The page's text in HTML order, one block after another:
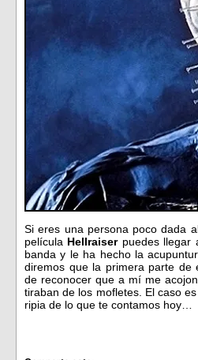
Si eres una persona poco dada
película Hellraiserpuedes llegar
banda y le ha hecho la
diremos que la primera parte
de reconocer que a mí me
tiraban de los mofletes. El caso
ripia de lo que te contamos hoy…